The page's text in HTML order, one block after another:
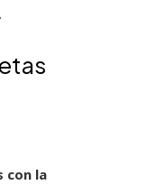
con la